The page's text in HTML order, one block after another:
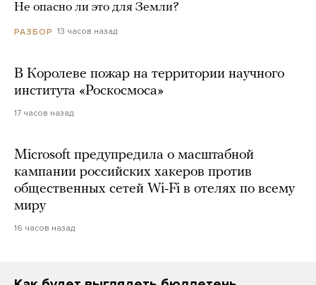
Не опасно ли это для Земли?
РАЗБОР 13 часов назад
В Королеве пожар на территории научного
института «Роскосмоса»
17 часов назад
Microsoft предупредила о масштабной
кампании российских хакеров против
общественных сетей Wi-Fi в отелях по всему
миру
16 часов назад